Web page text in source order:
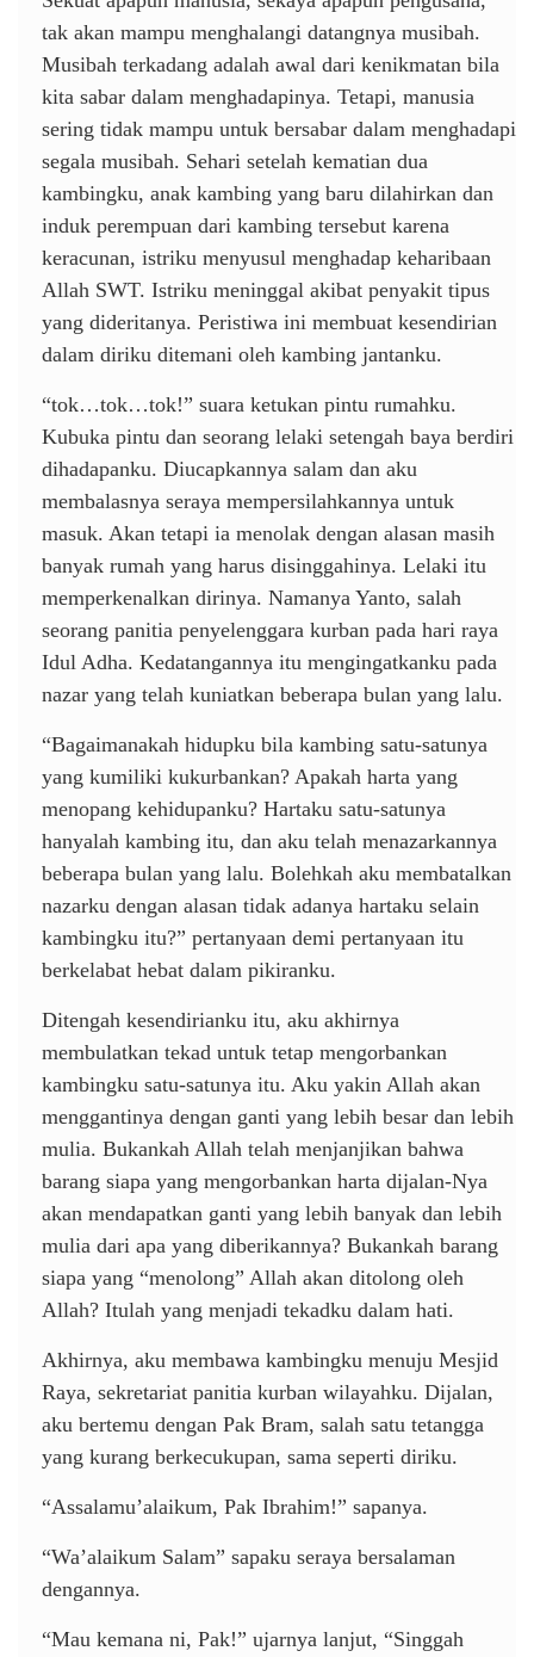
tak akan mampu menghalangi datangnya musibah.
Musibah terkadang adalah awal dari kenikmatan bila
kita sabar dalam menghadapinya. Tetapi, manusia
sering tidak mampu untuk bersabar dalam menghadapi
segala musibah. Sehari setelah kematian dua
kambingku, anak kambing yang baru dilahirkan dan
induk perempuan dari kambing tersebut karena
keracunan, istriku menyusul menghadap keharibaan
Allah SWT. Istriku meninggal akibat penyakit tipus
yang dideritanya. Peristiwa ini membuat kesendirian
dalam diriku ditemani oleh kambing jantanku.
“tok…tok…tok!” suara ketukan pintu rumahku.
Kubuka pintu dan seorang lelaki setengah baya berdiri
dihadapanku. Diucapkannya salam dan aku
membalasnya seraya mempersilahkannya untuk
masuk. Akan tetapi ia menolak dengan alasan masih
banyak rumah yang harus disinggahinya. Lelaki itu
memperkenalkan dirinya. Namanya Yanto, salah
seorang panitia penyelenggara kurban pada hari raya
Idul Adha. Kedatangannya itu mengingatkanku pada
nazar yang telah kuniatkan beberapa bulan yang lalu.
“Bagaimanakah hidupku bila kambing satu-satunya
yang kumiliki kukurbankan? Apakah harta yang
menopang kehidupanku? Hartaku satu-satunya
hanyalah kambing itu, dan aku telah menazarkannya
beberapa bulan yang lalu. Bolehkah aku membatalkan
nazarku dengan alasan tidak adanya hartaku selain
kambingku itu?” pertanyaan demi pertanyaan itu
berkelabat hebat dalam pikiranku.
Ditengah kesendirianku itu, aku akhirnya
membulatkan tekad untuk tetap mengorbankan
kambingku satu-satunya itu. Aku yakin Allah akan
menggantinya dengan ganti yang lebih besar dan lebih
mulia. Bukankah Allah telah menjanjikan bahwa
barang siapa yang mengorbankan harta dijalan-Nya
akan mendapatkan ganti yang lebih banyak dan lebih
mulia dari apa yang diberikannya? Bukankah barang
siapa yang “menolong” Allah akan ditolong oleh
Allah? Itulah yang menjadi tekadku dalam hati.
Akhirnya, aku membawa kambingku menuju Mesjid
Raya, sekretariat panitia kurban wilayahku. Dijalan,
aku bertemu dengan Pak Bram, salah satu tetangga
yang kurang berkecukupan, sama seperti diriku.
“Assalamu’alaikum, Pak Ibrahim!” sapanya.
“Wa’alaikum Salam” sapaku seraya bersalaman
dengannya.
“Mau kemana ni, Pak!” ujarnya lanjut, “Singgah